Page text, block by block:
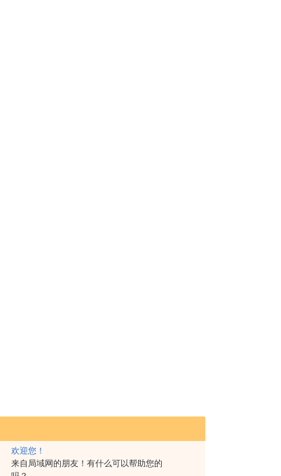
欢迎您！
来自局域网的朋友！有什么可以帮助您的